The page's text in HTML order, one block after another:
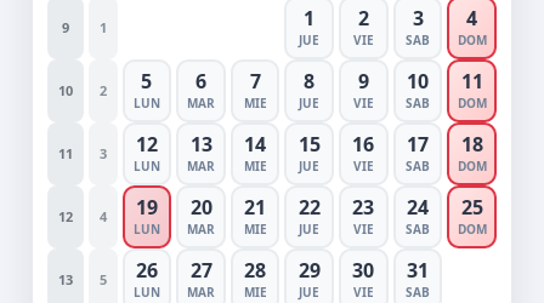
9 1 1
JUE
2
VIE
3
SAB
4
DOM
10 2 5
LUN
6
MAR
7
MIE
8
JUE
9
VIE
10
SAB
11
DOM
11 3 12
LUN
13
MAR
14
MIE
15
JUE
16
VIE
17
SAB
18
DOM
12 4 19
LUN
20
MAR
21
MIE
22
JUE
23
VIE
24
SAB
25
DOM
13 5 26
LUN
27
MAR
28
MIE
29
JUE
30
VIE
31
SAB